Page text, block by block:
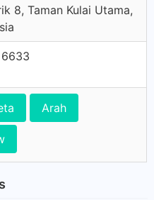
8, Taman Kulai Utama,
Arah